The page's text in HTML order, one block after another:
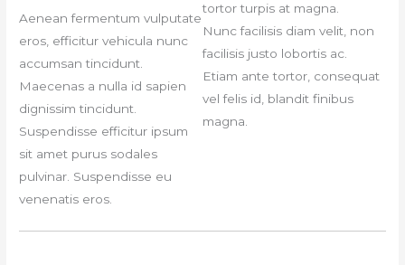
Aenean fermentum vulputate
eros, efficitur vehicula nunc
accumsan tincidunt.
Maecenas a nulla id sapien
dignissim tincidunt.
Suspendisse efficitur ipsum
sit amet purus sodales
pulvinar. Suspendisse eu
venenatis eros.
tortor turpis at magna.
Nunc facilisis diam velit, non
facilisis justo lobortis ac.
Etiam ante tortor, consequat
vel felis id, blandit finibus
magna.